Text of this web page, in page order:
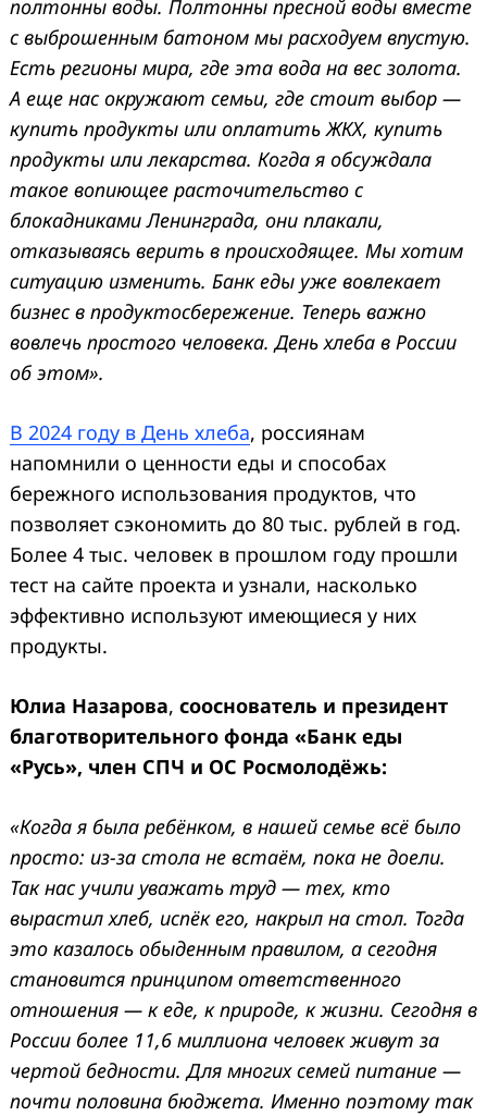
полтонны воды. Полтонны пресной воды вместе
с выброшенным батоном мы расходуем впустую.
Есть регионы мира, где эта вода на вес золота.
А еще нас окружают семьи, где стоит выбор —
купить продукты или оплатить ЖКХ, купить
продукты или лекарства. Когда я обсуждала
такое вопиющее расточительство с
блокадниками Ленинграда, они плакали,
отказываясь верить в происходящее. Мы хотим
ситуацию изменить. Банк еды уже вовлекает
бизнес в продуктосбережение. Теперь важно
вовлечь простого человека. День хлеба в России
об этом».
В 2024 году в День хлеба, россиянам
напомнили о ценности еды и способах
бережного использования продуктов, что
позволяет сэкономить до 80 тыс. рублей в год.
Более 4 тыс. человек в прошлом году прошли
тест на сайте проекта и узнали, насколько
эффективно используют имеющиеся у них
продукты.
Юлиа Назарова, сооснователь и президент
благотворительного фонда «Банк еды
«Русь», член СПЧ и ОС Росмолодёжь:
«Когда я была ребёнком, в нашей семье всё было
просто: из-за стола не встаём, пока не доели.
Так нас учили уважать труд — тех, кто
вырастил хлеб, испёк его, накрыл на стол. Тогда
это казалось обыденным правилом, а сегодня
становится принципом ответственного
отношения — к еде, к природе, к жизни. Сегодня в
России более 11,6 миллиона человек живут за
чертой бедности. Для многих семей питание —
почти половина бюджета. Именно поэтому так